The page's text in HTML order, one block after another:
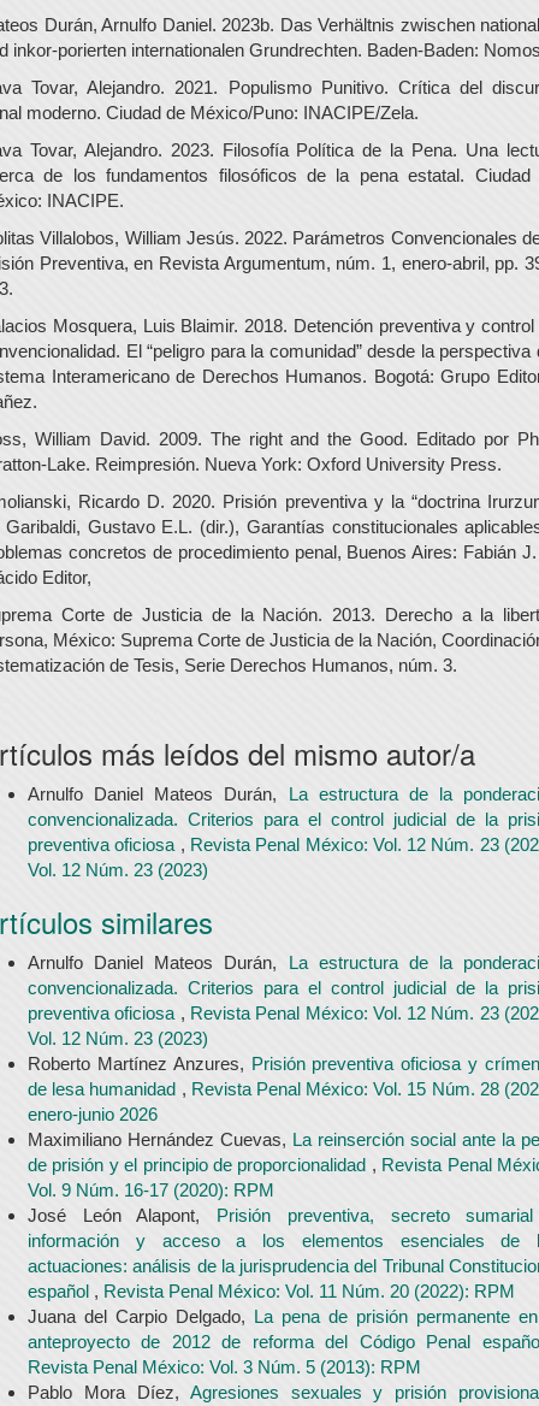
Durán, Arnulfo Daniel. 2023b. Das Verhältnis zwischen
inkor-porierten internationalen Grundrechten. Baden-Baden:
Tovar, Alejandro. 2021. Populismo Punitivo. Crítica del
moderno. Ciudad de México/Puno: INACIPE/Zela.
Tovar, Alejandro. 2023. Filosofía Política de la Pena. Una
de los fundamentos filosóficos de la pena estatal. Ciudad
INACIPE.
Villalobos, William Jesús. 2022. Parámetros Convencionales
Preventiva, en Revista Argumentum, núm. 1, enero-abril, pp.
Mosquera, Luis Blaimir. 2018. Detención preventiva y control
El “peligro para la comunidad” desde la perspectiva
Interamericano de Derechos Humanos. Bogotá: Grupo
William David. 2009. The right and the Good. Editado por
Lake. Reimpresión. Nueva York: Oxford University Press.
Ricardo D. 2020. Prisión preventiva y la “doctrina
Garibaldi, Gustavo E.L. (dir.), Garantías constitucionales
concretos de procedimiento penal, Buenos Aires: Fabián
Editor,
Corte de Justicia de la Nación. 2013. Derecho a la
México: Suprema Corte de Justicia de la Nación,
de Tesis, Serie Derechos Humanos, núm. 3.
más leídos del mismo autor/a
Arnulfo Daniel Mateos Durán, La estructura de la
convencionalizada. Criterios para el control judicial de la
preventiva oficiosa , Revista Penal México: Vol. 12 Núm. 23
Vol. 12 Núm. 23 (2023)
similares
Arnulfo Daniel Mateos Durán, La estructura de la
convencionalizada. Criterios para el control judicial de la
preventiva oficiosa , Revista Penal México: Vol. 12 Núm. 23
Vol. 12 Núm. 23 (2023)
Roberto Martínez Anzures, Prisión preventiva oficiosa y
de lesa humanidad , Revista Penal México: Vol. 15 Núm. 28
enero-junio 2026
Maximiliano Hernández Cuevas, La reinserción social ante la
de prisión y el principio de proporcionalidad , Revista Penal
Vol. 9 Núm. 16-17 (2020): RPM
José León Alapont, Prisión preventiva, secreto
información y acceso a los elementos esenciales de
actuaciones: análisis de la jurisprudencia del Tribunal
español , Revista Penal México: Vol. 11 Núm. 20 (2022): RPM
Juana del Carpio Delgado, La pena de prisión permanente
anteproyecto de 2012 de reforma del Código Penal
Revista Penal México: Vol. 3 Núm. 5 (2013): RPM
Pablo Mora Díez, Agresiones sexuales y prisión